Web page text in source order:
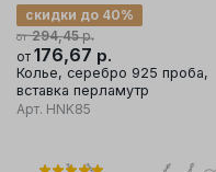
от 294,45р.
скидки до 40%
от 176,67 р.
Колье, серебро 925 проба,
вставка перламутр
Арт. HNK85